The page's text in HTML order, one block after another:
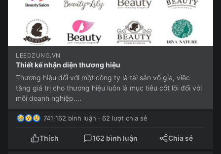
LEEDZUNG.VN
Thiết kế nhận diện thương hiệu
Thương hiệu đối với một công ty là tài sản vô giá, việc
tăng giá trị cho thương hiệu luôn là mục tiêu cốt lõi đối với
mỗi doanh nghiệp....
741·162 bình luận · 62 lượt chia sẻ
Thích 162 bình luận Chia sẻ